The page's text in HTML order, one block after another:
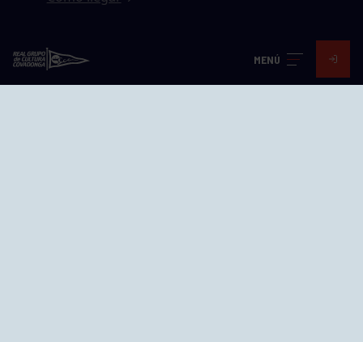
MENÚ
Avd. Jesús Revuelta, 2 33204
Gijón - Asturias